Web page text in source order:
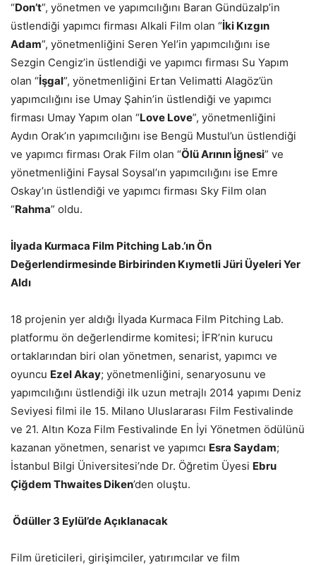
“Don’t”, yönetmen ve yapımcılığını Baran Gündüzalp’in
üstlendiği yapımcı firması Alkali Film olan “İki Kızgın
Adam”, yönetmenliğini Seren Yel’in yapımcılığını ise
Sezgin Cengiz’in üstlendiği ve yapımcı firması Su Yapım
olan “İşgal”, yönetmenliğini Ertan Velimatti Alagöz’ün
yapımcılığını ise Umay Şahin’in üstlendiği ve yapımcı
firması Umay Yapım olan “Love Love”, yönetmenliğini
Aydın Orak’ın yapımcılığını ise Bengü Mustul’un üstlendiği
ve yapımcı firması Orak Film olan “Ölü Arının İğnesi” ve
yönetmenliğini Faysal Soysal’ın yapımcılığını ise Emre
Oskay’ın üstlendiği ve yapımcı firması Sky Film olan
“Rahma” oldu.
İlyada Kurmaca Film Pitching Lab.’ın Ön
Değerlendirmesinde Birbirinden Kıymetli Jüri Üyeleri Yer
Aldı
18 projenin yer aldığı İlyada Kurmaca Film Pitching Lab.
platformu ön değerlendirme komitesi; İFR’nin kurucu
ortaklarından biri olan yönetmen, senarist, yapımcı ve
oyuncu Ezel Akay; yönetmenliğini, senaryosunu ve
yapımcılığını üstlendiği ilk uzun metrajlı 2014 yapımı Deniz
Seviyesi filmi ile 15. Milano Uluslararası Film Festivalinde
ve 21. Altın Koza Film Festivalinde En İyi Yönetmen ödülünü
kazanan yönetmen, senarist ve yapımcı Esra Saydam;
İstanbul Bilgi Üniversitesi’nde Dr. Öğretim Üyesi Ebru
Çiğdem Thwaites Diken’den oluştu.
Ödüller 3 Eylül’de Açıklanacak
Film üreticileri, girişimciler, yatırımcılar ve film